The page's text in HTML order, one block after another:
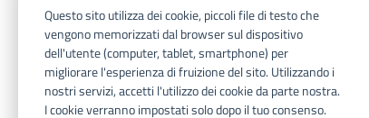
Questo sito utilizza dei cookie, piccoli file di testo che
vengono memorizzati dal browser sul dispositivo
dell'utente (computer, tablet, smartphone) per
migliorare l'esperienza di fruizione del sito. Utilizzando i
nostri servizi, accetti l'utilizzo dei cookie da parte nostra.
I cookie verranno impostati solo dopo il tuo consenso.